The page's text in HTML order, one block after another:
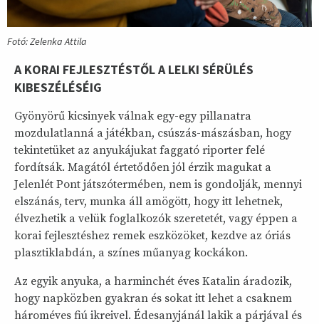
Fotó: Zelenka Attila
A KORAI FEJLESZTÉSTŐL A LELKI SÉRÜLÉS
KIBESZÉLÉSÉIG
Gyönyörű kicsinyek válnak egy-egy pillanatra
mozdulatlanná a játékban, csúszás-mászásban, hogy
tekintetüket az anyukájukat faggató riporter felé
fordítsák. Magától értetődően jól érzik magukat a
Jelenlét Pont játszótermében, nem is gondolják, mennyi
elszánás, terv, munka áll amögött, hogy itt lehetnek,
élvezhetik a velük foglalkozók szeretetét, vagy éppen a
korai fejlesztéshez remek eszközöket, kezdve az óriás
plasztiklabdán, a színes műanyag kockákon.
Az egyik anyuka, a harminchét éves Katalin áradozik,
hogy napközben gyakran és sokat itt lehet a csaknem
hároméves fiú ikreivel. Édesanyjánál lakik a párjával és